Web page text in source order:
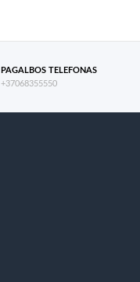
PAGALBOS TELEFONAS
+37068355550